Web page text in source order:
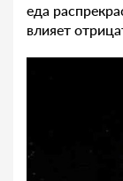
еда
влияет